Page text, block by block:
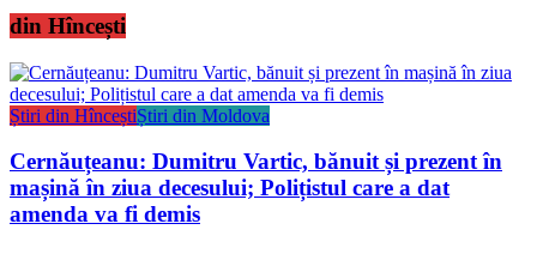
din Hîncești
Știri din HînceștiȘtiri din Moldova
Cernăuțeanu: Dumitru Vartic, bănuit și prezent în
mașină în ziua decesului; Polițistul care a dat
amenda va fi demis